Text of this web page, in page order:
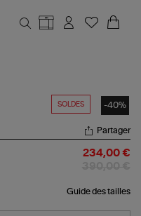
SOLDES -40%
Partager
234,00 €
Guide des tailles